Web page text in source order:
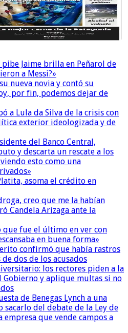
pibe Jaime brilla en Peñarol de
a Messi?»
nueva novia y contó su
por fin, podemos dejar de
a Lula da Silva de la crisis con
exterior ideologizada y de
del Banco Central,
y descarta un rescate a los
esto como una
asoma el crédito en
creo que me la habían
Candela Arizaga ante la
que fue el último en ver con
en buena forma»
confirmó que había rastros
dos de los acusados
los rectores piden a la
Gobierno y aplique multas si no
de Benegas Lynch a una
sacarlo del debate de la Ley de
que vende campos a